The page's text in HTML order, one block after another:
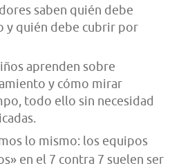
saben quién debe
y quién debe cubrir por
aprenden sobre
y cómo mirar
todo ello sin necesidad
lo mismo: los equipos
en el 7 contra 7 suelen ser